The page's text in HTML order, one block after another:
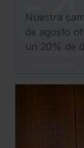
Saber más
Nuestra
de agosto
un 20% de